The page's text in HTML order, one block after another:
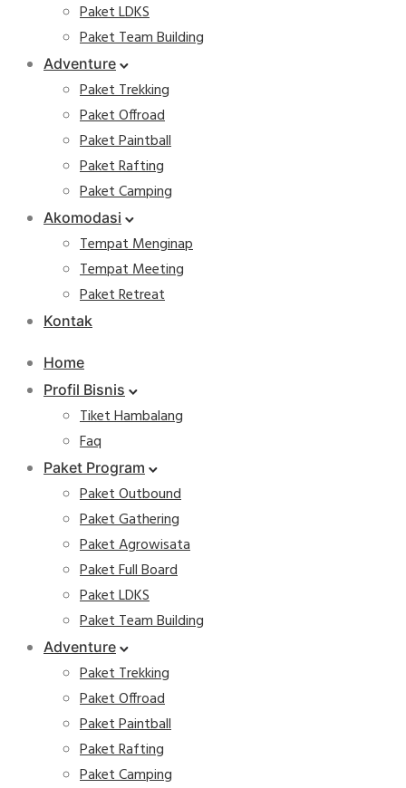
Paket LDKS
Paket Team Building
Adventure
Paket Trekking
Paket Offroad
Paket Paintball
Paket Rafting
Paket Camping
Akomodasi
Tempat Menginap
Tempat Meeting
Paket Retreat
Kontak
Home
Profil Bisnis
Tiket Hambalang
Faq
Paket Program
Paket Outbound
Paket Gathering
Paket Agrowisata
Paket Full Board
Paket LDKS
Paket Team Building
Adventure
Paket Trekking
Paket Offroad
Paket Paintball
Paket Rafting
Paket Camping